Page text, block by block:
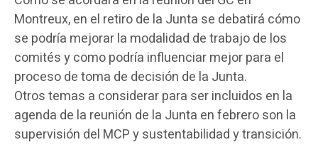
Montreux, en el retiro de la Junta se debatirá cómo
se podría mejorar la modalidad de trabajo de los
comités y como podría influenciar mejor para el
proceso de toma de decisión de la Junta.
Otros temas a considerar para ser incluidos en la
agenda de la reunión de la Junta en febrero son la
supervisión del MCP y sustentabilidad y transición.